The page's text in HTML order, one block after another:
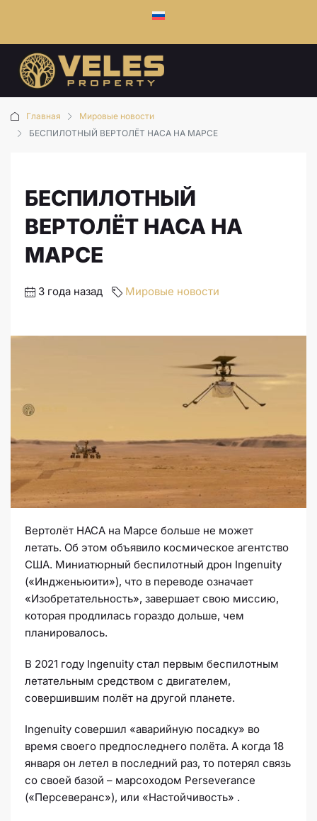
Главная
Мировые новости
БЕСПИЛОТНЫЙ ВЕРТОЛЁТ НАСА НА МАРСЕ
БЕСПИЛОТНЫЙ
ВЕРТОЛЁТ НАСА НА
МАРСЕ
3 года назад Мировые новости
Вертолёт НАСА на Марсе больше не может
летать. Об этом объявило космическое агентство
США. Миниатюрный беспилотный дрон Ingenuity
(«Индженьюити»), что в переводе означает
«Изобретательность», завершает свою миссию,
которая продлилась гораздо дольше, чем
планировалось.
В 2021 году Ingenuity стал первым беспилотным
летательным средством с двигателем,
совершившим полёт на другой планете.
Ingenuity совершил «аварийную посадку» во
время своего предпоследнего полёта. А когда 18
января он летел в последний раз, то потерял связь
со своей базой – марсоходом Perseverance
(«Персеверанс»), или «Настойчивость» .